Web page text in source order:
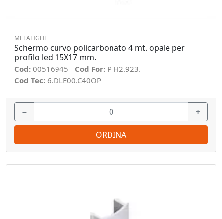
METALIGHT
Schermo curvo policarbonato 4 mt. opale per
profilo led 15X17 mm.
Cod: 00516945 Cod For: P H2.923.
Cod Tec: 6.DLE00.C40OP
− +
ORDINA